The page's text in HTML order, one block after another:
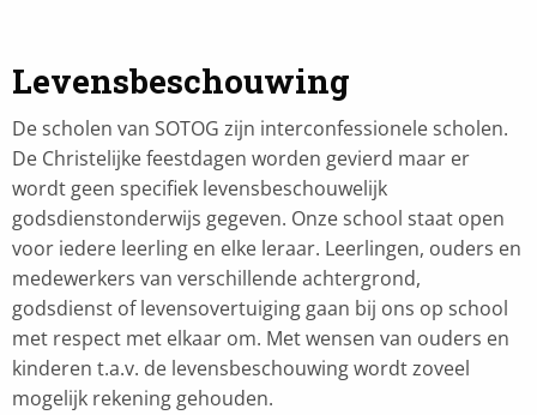
Levensbeschouwing
De scholen van SOTOG zijn interconfessionele scholen.
De Christelijke feestdagen worden gevierd maar er
wordt geen specifiek levensbeschouwelijk
godsdienstonderwijs gegeven. Onze school staat open
voor iedere leerling en elke leraar. Leerlingen, ouders en
medewerkers van verschillende achtergrond,
godsdienst of levensovertuiging gaan bij ons op school
met respect met elkaar om. Met wensen van ouders en
kinderen t.a.v. de levensbeschouwing wordt zoveel
mogelijk rekening gehouden.